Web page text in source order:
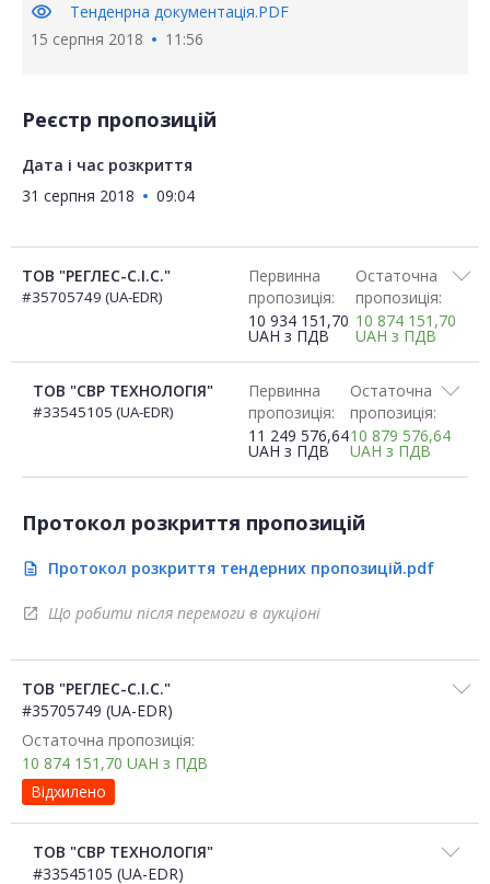
visibility
Тенденрна документація.PDF
15 серпня 2018
11:56
Реєстр пропозицій
Дата і час розкриття
31 серпня 2018
09:04
ТОВ "РЕГЛЕС-С.І.С."
#35705749 (UA-EDR)
Первинна
пропозиція:
10 934 151,70
UAH з ПДВ
Остаточна
пропозиція:
10 874 151,70
UAH з ПДВ
ТОВ "СВР ТЕХНОЛОГІЯ"
#33545105 (UA-EDR)
Первинна
пропозиція:
11 249 576,64
UAH з ПДВ
Остаточна
пропозиція:
10 879 576,64
UAH з ПДВ
Протокол розкриття пропозицій
description Протокол розкриття тендерних пропозицій.pdf
open_in_new Що робити після перемоги в аукціоні
ТОВ "РЕГЛЕС-С.І.С."
#35705749 (UA-EDR)
Остаточна пропозиція:
10 874 151,70 UAH з ПДВ
Відхилено
ТОВ "СВР ТЕХНОЛОГІЯ"
#33545105 (UA-EDR)